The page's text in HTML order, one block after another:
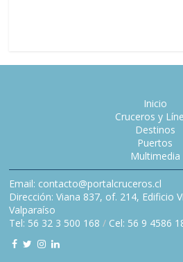
Inicio
Cruceros y
Destinos
Puertos
Multimedia
Email: contacto@portalcruceros.cl
Dirección: Viana 837, of. 214, Edificio
Valparaíso
Tel: 56 32 3 500 168 / Cel: 56 9 4586